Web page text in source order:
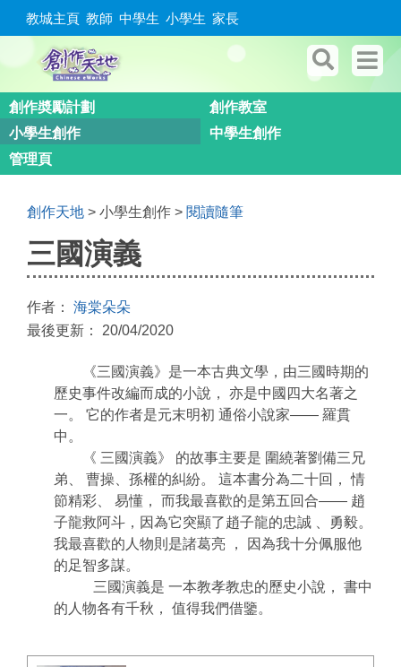
教城主頁 教師 中學生 小學生 家長
創作奬勵計劃
創作教室
小學生創作
中學生創作
管理頁
創作天地 > 小學生創作 > 閱讀隨筆
三國演義
作者： 海棠朵朵
最後更新： 20/04/2020
《三國演義》是一本古典文學，由三國時期的
歷史事件改編而成的小說， 亦是中國四大名著之
一。 它的作者是元末明初 通俗小說家―― 羅貫
中。
《 三國演義》 的故事主要是 圍繞著劉備三兄
弟、 曹操、孫權的糾紛。 這本書分為二十回， 情
節精彩、 易懂， 而我最喜歡的是第五回合―― 趙
子龍救阿斗，因為它突顯了趙子龍的忠誠 、勇毅。
我最喜歡的人物則是諸葛亮 ， 因為我十分佩服他
的足智多謀。
三國演義是 一本教孝教忠的歷史小說， 書中
的人物各有千秋， 值得我們借鑒。